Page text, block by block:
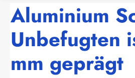
Aluminium
Unbefugten
mm geprägt